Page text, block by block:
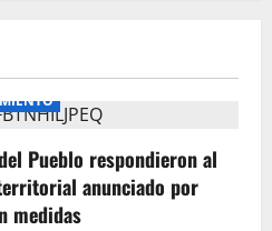
Pueblo respondieron al
anunciado por
medidas